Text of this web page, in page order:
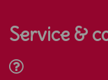
Service &